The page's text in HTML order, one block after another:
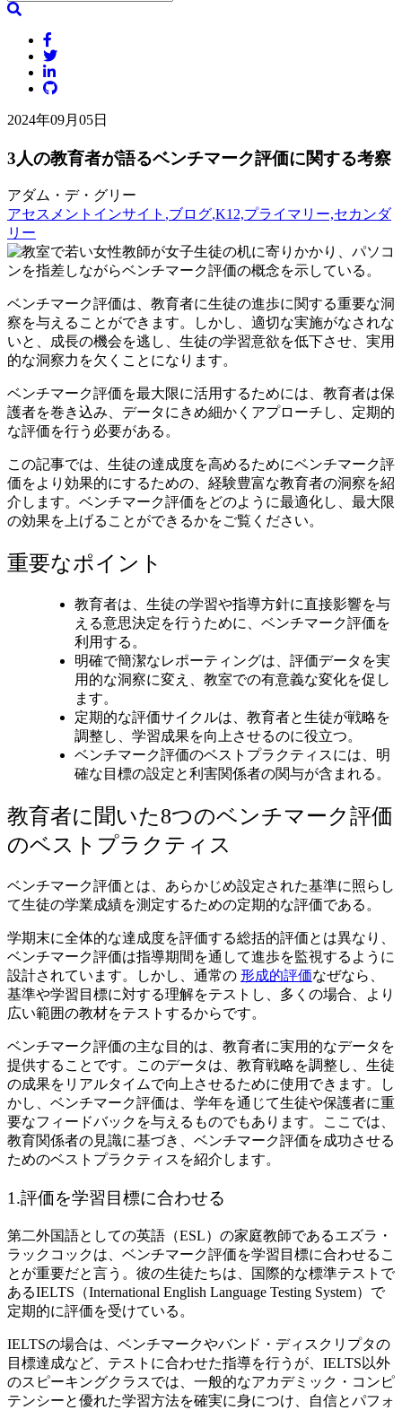
2024年09月05日
3人の教育者が語るベンチマーク評価に関する考察
アダム・デ・グリー
アセスメントインサイト ,ブログ,K12,プライマリー,セカンダ
リー
ベンチマーク評価は、教育者に生徒の進歩に関する重要な洞
察を与えることができます。しかし、適切な実施がなされな
いと、成長の機会を逃し、生徒の学習意欲を低下させ、実用
的な洞察力を欠くことになります。
ベンチマーク評価を最大限に活用するためには、教育者は保
護者を巻き込み、データにきめ細かくアプローチし、定期的
な評価を行う必要がある。
この記事では、生徒の達成度を高めるためにベンチマーク評
価をより効果的にするための、経験豊富な教育者の洞察を紹
介します。ベンチマーク評価をどのように最適化し、最大限
の効果を上げることができるかをご覧ください。
重要なポイント
教育者は、生徒の学習や指導方針に直接影響を与
える意思決定を行うために、ベンチマーク評価を
利用する。
明確で簡潔なレポーティングは、評価データを実
用的な洞察に変え、教室での有意義な変化を促し
ます。
定期的な評価サイクルは、教育者と生徒が戦略を
調整し、学習成果を向上させるのに役立つ。
ベンチマーク評価のベストプラクティスには、明
確な目標の設定と利害関係者の関与が含まれる。
教育者に聞いた8つのベンチマーク評価
のベストプラクティス
ベンチマーク評価とは、あらかじめ設定された基準に照らし
て生徒の学業成績を測定するための定期的な評価である。
学期末に全体的な達成度を評価する総括的評価とは異なり、
ベンチマーク評価は指導期間を通して進歩を監視するように
設計されています。しかし、通常の 形成的評価なぜなら、
基準や学習目標に対する理解をテストし、多くの場合、より
広い範囲の教材をテストするからです。
ベンチマーク評価の主な目的は、教育者に実用的なデータを
提供することです。このデータは、教育戦略を調整し、生徒
の成果をリアルタイムで向上させるために使用できます。し
かし、ベンチマーク評価は、学年を通じて生徒や保護者に重
要なフィードバックを与えるものでもあります。ここでは、
教育関係者の見識に基づき、ベンチマーク評価を成功させる
ためのベストプラクティスを紹介します。
1.評価を学習目標に合わせる
第二外国語としての英語（ESL）の家庭教師であるエズラ・
ラックコックは、ベンチマーク評価を学習目標に合わせるこ
とが重要だと言う。彼の生徒たちは、国際的な標準テストで
あるIELTS（International English Language Testing System）で
定期的に評価を受けている。
IELTSの場合は、ベンチマークやバンド・ディスクリプタの
目標達成など、テストに合わせた指導を行うが、IELTS以外
のスピーキングクラスでは、一般的なアカデミック・コンピ
テンシーと優れた学習方法を確実に身につけ、自信とパフォ